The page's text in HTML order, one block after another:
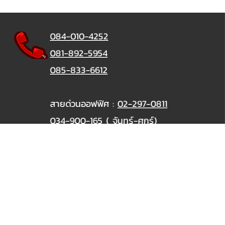
084-010-4252
081-892-5954
085-833-6612
สายด่วนออฟฟิศ : 02-297-0811
034-900-165( จันทร์-ศุกร์)